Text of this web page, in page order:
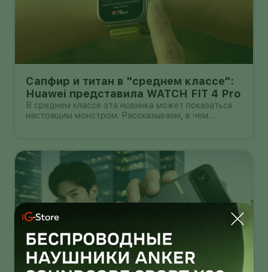
Сапфир и титан в "среднем классе":
Huawei представила WATCH FIT 4 Pro
В среднем классе эта новинка может показаться
настоящим монстром. Рассказываем, в чем